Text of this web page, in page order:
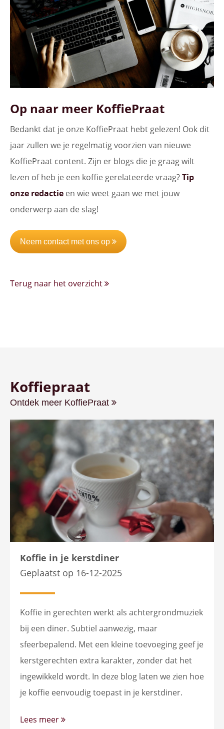
Op naar meer KoffiePraat
Bedankt dat je onze KoffiePraat hebt gelezen! Ook dit
jaar zullen we je regelmatig voorzien van nieuwe
KoffiePraat content. Zijn er blogs die je graag wilt
lezen of heb je een koffie gerelateerde vraag?Tip
onze redactie en wie weet gaan we met jouw
onderwerp aan de slag!
Neem contact met ons op
Terug naar het overzicht
Koffiepraat
Ontdek meer KoffiePraat
Koffie in je kerstdiner
Geplaatst op 16-12-2025
Koffie in gerechten werkt als achtergrondmuziek
bij een diner. Subtiel aanwezig, maar
sfeerbepalend. Met een kleine toevoeging geef je
kerstgerechten extra karakter, zonder dat het
ingewikkeld wordt. In deze blog laten we zien hoe
je koffie eenvoudig toepast in je kerstdiner.
Lees meer